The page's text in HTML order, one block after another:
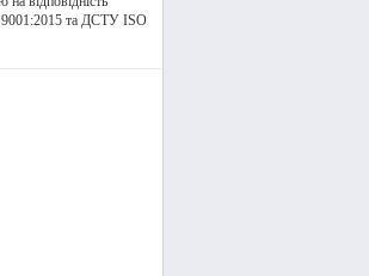
9001:2015 та ДСТУ ISO